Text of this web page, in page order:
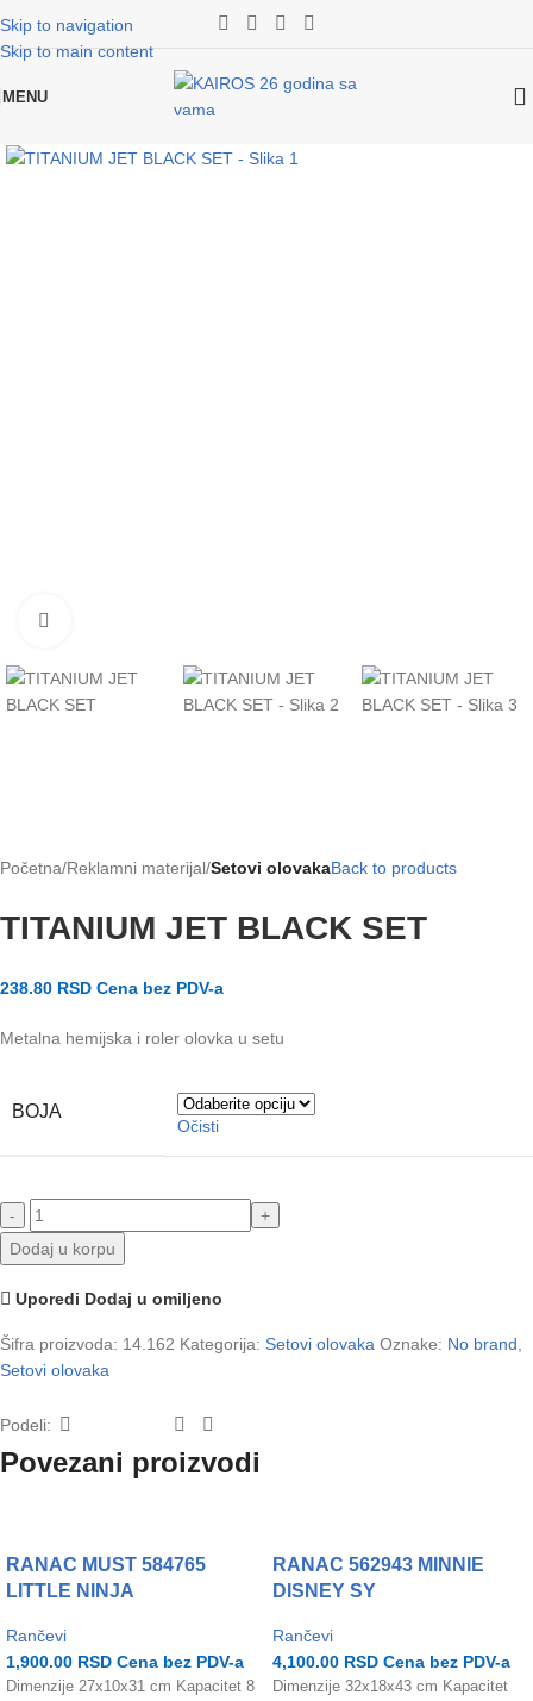
Skip to navigation
Skip to main content
MENU
Početna Reklamni materijal Setovi olovakaBack to products
TITANIUM JET BLACK SET
238.80 RSD Cena bez PDV-a
Metalna hemijska i roler olovka u setu
BOJA
Očisti
Dodaj u korpu
Uporedi Dodaj u omiljeno
Šifra proizvoda: 14.162 Kategorija: Setovi olovaka Oznake: No brand,
Setovi olovaka
Podeli:
Povezani proizvodi
RANAC MUST 584765
LITTLE NINJA
Rančevi
1,900.00 RSD Cena bez PDV-a
Dimenzije 27x10x31 cm Kapacitet 8
RANAC 562943 MINNIE
DISNEY SY
Rančevi
4,100.00 RSD Cena bez PDV-a
Dimenzije 32x18x43 cm Kapacitet